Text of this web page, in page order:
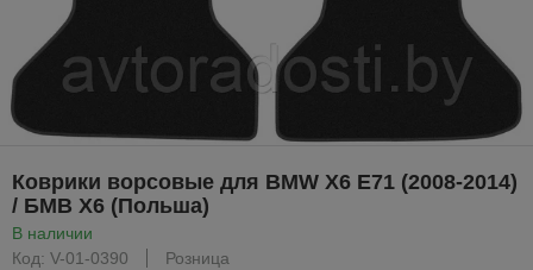
Коврики ворсовые для BMW X6 E71 (2008-2014)
/ БМВ X6 (Польша)
В наличии
Код: V-01-0390
Розница